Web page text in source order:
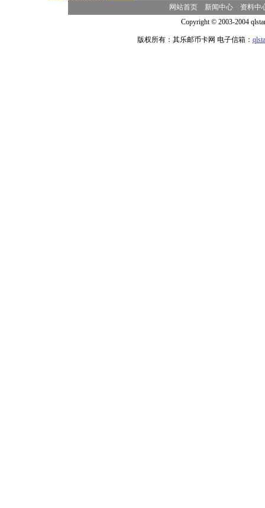
网站首页 新闻中心
资料中
Copyright © 2003-2004
版权所有：其乐邮币卡网 电子信箱：